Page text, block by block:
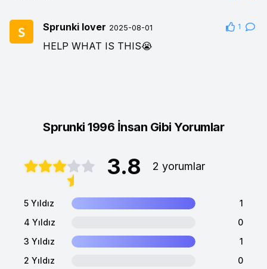
Sprunki lover 2025-08-01 1
HELP WHAT IS THIS😭
Sprunki 1996 İnsan Gibi Yorumlar
3.8 2 yorumlar
5 Yıldız
1
4 Yıldız
0
3 Yıldız
1
2 Yıldız
0